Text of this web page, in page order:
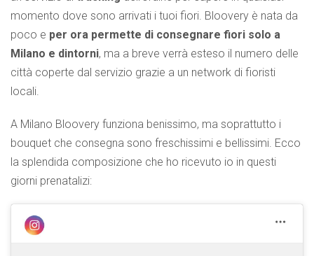
momento dove sono arrivati i tuoi fiori. Bloovery è nata da
poco e per ora permette di consegnare fiori solo a
Milano e dintorni, ma a breve verrà esteso il numero delle
città coperte dal servizio grazie a un network di fioristi
locali.
A Milano Bloovery funziona benissimo, ma soprattutto i
bouquet che consegna sono freschissimi e bellissimi. Ecco
la splendida composizione che ho ricevuto io in questi
giorni prenatalizi: